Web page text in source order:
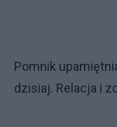
Pomnik
dzisiaj. Relacja i